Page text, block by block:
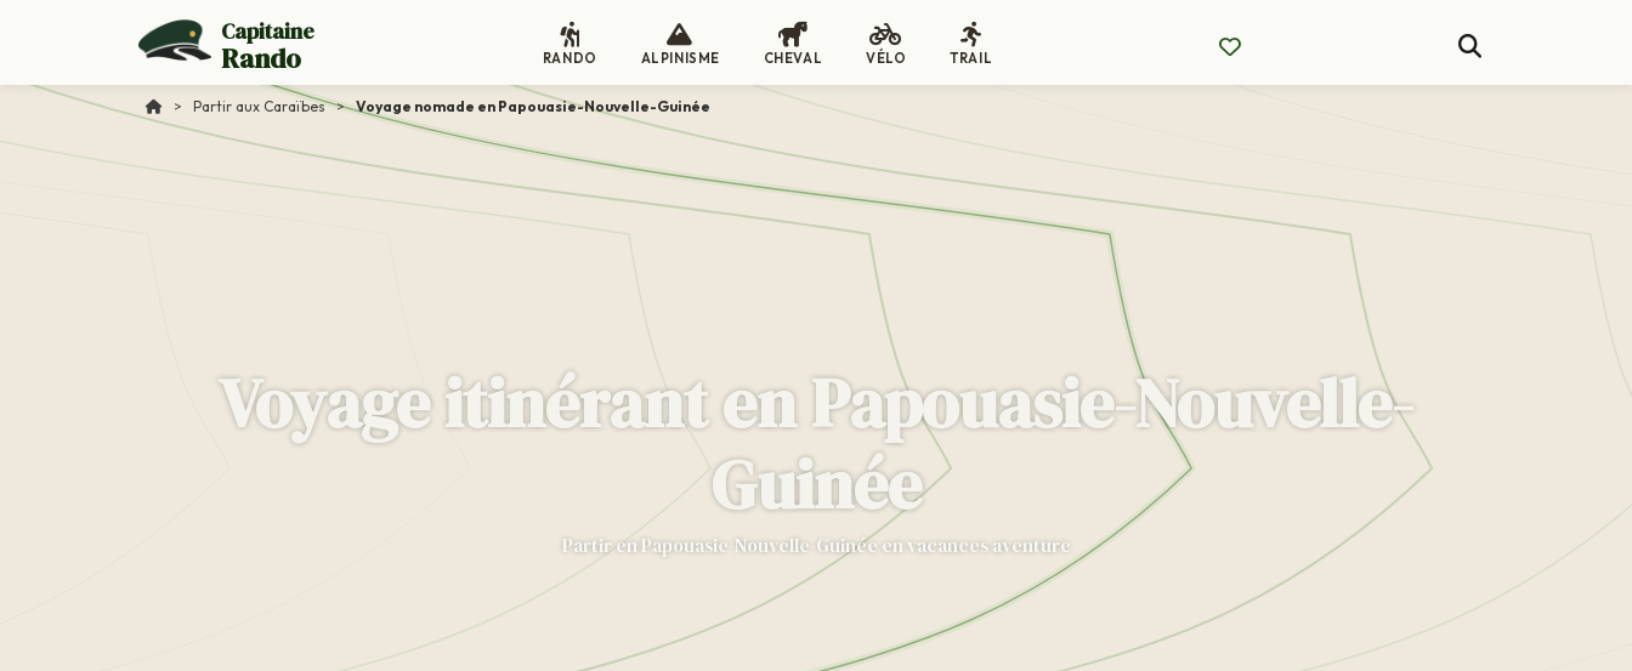
Capitaine
Rando RANDO ALPINISME CHEVAL VÉLO TRAIL
> Partir aux Caraïbes > Voyage nomade en Papouasie-Nouvelle-Guinée
Voyage itinérant en Papouasie-Nouvelle-
Guinée
Partir en Papouasie-Nouvelle-Guinée en vacances aventure